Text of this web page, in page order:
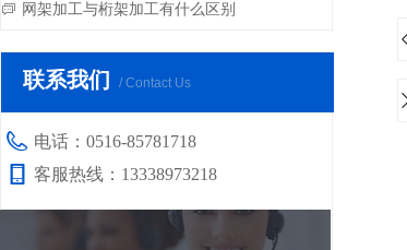
ꀃ 网架加工与桁架加工有什么区别
联系我们 / Contact Us
电话： 0516-85781718
客服热线： 13338973218